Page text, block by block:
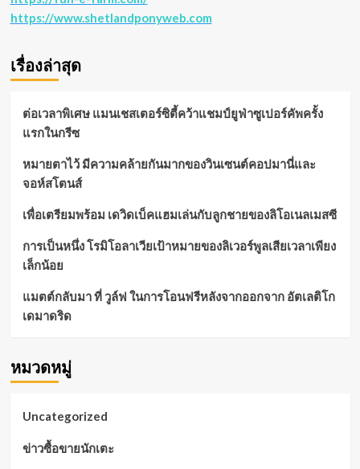
https://www.shetlandponyweb.com
เรื่องล่าสุด
ต่อเวลาพิเศษ แมนเชสเตอร์ซิตี้คว้าแชมป์ยูฟ่าซูเปอร์คัพครั้ง
แรกในกรีซ
หมายตาไว้ มีความคล้ายกันมากของวินเซนต์คอปมานี่และ
จอห์สโตนส์
เพื่อเตรียมพร้อม เดวิดเบ็คแฮมเล่นกับลูกชายของลิโอเนลเมสซี
การเป็นหนึ่ง โรมิโอลาเวียเป้าหมายของลิเวอร์พูลเสียเวลาเพียง
เล็กน้อย
แมตต์กลับมา ที่ วูล์ฟ ในการโอนฟรีหลังจากออกจาก อัตเลติโก
เดมาดริด
หมวดหมู่
Uncategorized
ข่าวซื้อขายนักเตะ